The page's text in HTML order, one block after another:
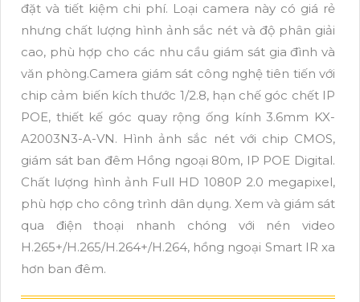
đặt và tiết kiệm chi phí. Loại camera này có giá rẻ
nhưng chất lượng hình ảnh sắc nét và độ phân giải
cao, phù hợp cho các nhu cầu giám sát gia đình và
văn phòng.Camera giám sát công nghệ tiên tiến với
chip cảm biến kích thước 1/2.8, hạn chế góc chết IP
POE, thiết kế góc quay rộng ống kính 3.6mm KX-
A2003N3-A-VN. Hình ảnh sắc nét với chip CMOS,
giám sát ban đêm Hồng ngoại 80m, IP POE Digital.
Chất lượng hình ảnh Full HD 1080P 2.0 megapixel,
phù hợp cho công trình dân dụng. Xem và giám sát
qua điện thoại nhanh chóng với nén video
H.265+/H.265/H.264+/H.264, hồng ngoại Smart IR xa
hơn ban đêm.